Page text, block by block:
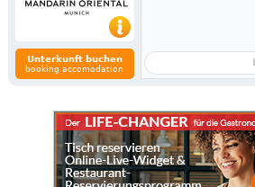
Unterkunft buchen
booking accomodation